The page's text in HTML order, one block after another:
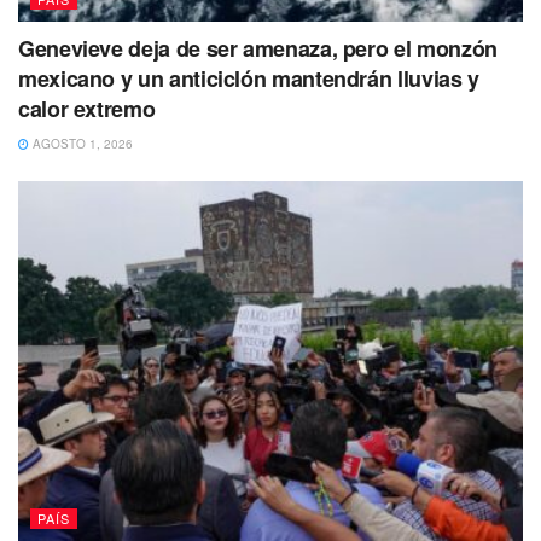
cargo de la Comisión Nacional de Convenciones y
Procesos Internos de Movimiento Ciudadano.
Genevieve deja de ser amenaza, pero el monzón
mexicano y un anticiclón mantendrán lluvias y
calor extremo
AGOSTO 1, 2026
PAÍS